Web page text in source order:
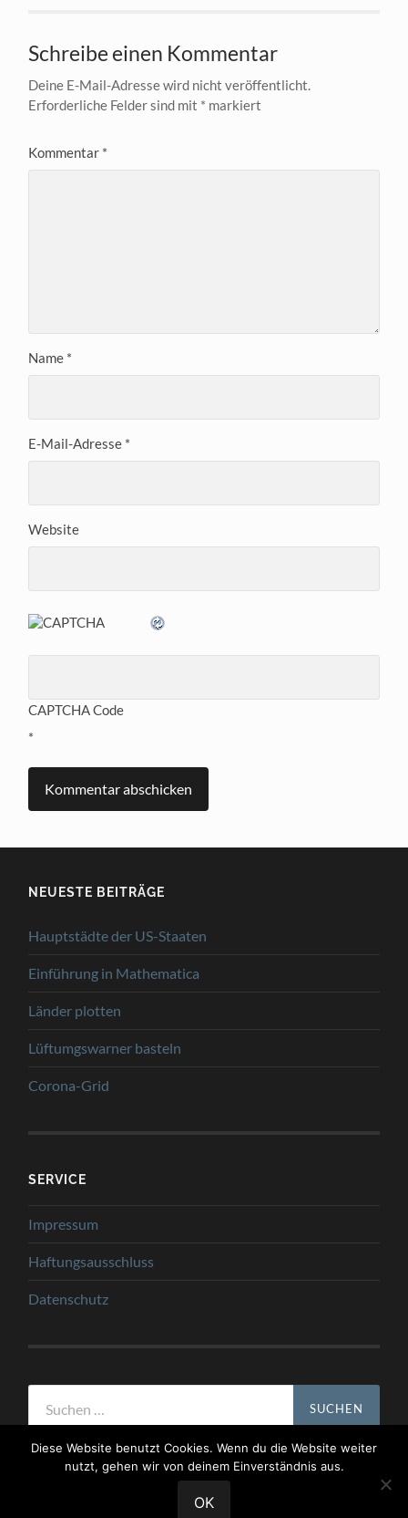
Schreibe einen Kommentar
Deine E-Mail-Adresse wird nicht veröffentlicht.
Erforderliche Felder sind mit * markiert
Kommentar *
Name *
E-Mail-Adresse *
Website
CAPTCHA Code
*
NEUESTE BEITRÄGE
Hauptstädte der US-Staaten
Einführung in Mathematica
Länder plotten
Lüftumgswarner basteln
Corona-Grid
SERVICE
Impressum
Haftungsausschluss
Datenschutz
nach:
YET ANOTHER R BLOG
Diese Website benutzt Cookies. Wenn du die Website weiter
nutzt, gehen wir von deinem Einverständnis aus.
OK